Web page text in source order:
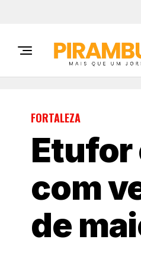
FORTALEZA
Etufor
com
de